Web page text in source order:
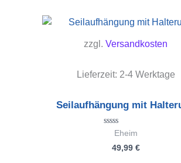
zzgl. Versandkosten
Lieferzeit: 2-4 Werktage
Seilaufhängung mit
Bewertet
Eheim
49,99 €